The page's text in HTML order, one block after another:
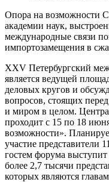
Опора на возможности
академии наук,
международные связи
импортозамещения в
XXV Петербургский
является ведущей
деловых кругов и
вопросов, стоящих
и миром в целом.
проходит с 15 по 18
возможности».
участие представители
гостем форума
более 2,7 тысячи
которых являются